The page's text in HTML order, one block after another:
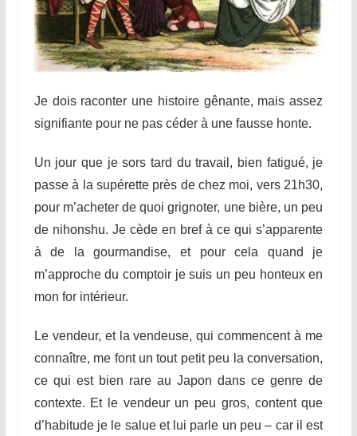
Je dois raconter une histoire gênante, mais assez
signifiante pour ne pas céder à une fausse honte.
Un jour que je sors tard du travail, bien fatigué, je
passe à la supérette près de chez moi, vers 21h30,
pour m’acheter de quoi grignoter, une bière, un peu
de nihonshu. Je cède en bref à ce qui s’apparente
à de la gourmandise, et pour cela quand je
m’approche du comptoir je suis un peu honteux en
mon for intérieur.
Le vendeur, et la vendeuse, qui commencent à me
connaître, me font un tout petit peu la conversation,
ce qui est bien rare au Japon dans ce genre de
contexte. Et le vendeur un peu gros, content que
d’habitude je le salue et lui parle un peu – car il est